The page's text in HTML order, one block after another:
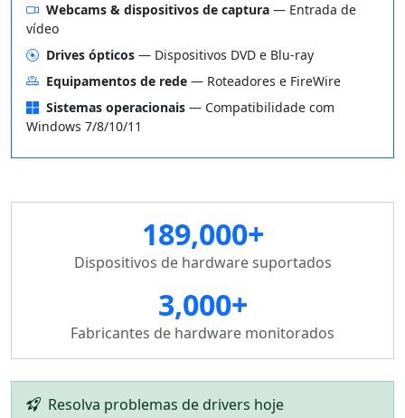
Webcams & dispositivos de captura — Entrada de
vídeo
Drives ópticos — Dispositivos DVD e Blu-ray
Equipamentos de rede — Roteadores e FireWire
Sistemas operacionais — Compatibilidade com
Windows 7/8/10/11
189,000+
Dispositivos de hardware suportados
3,000+
Fabricantes de hardware monitorados
Resolva problemas de drivers hoje